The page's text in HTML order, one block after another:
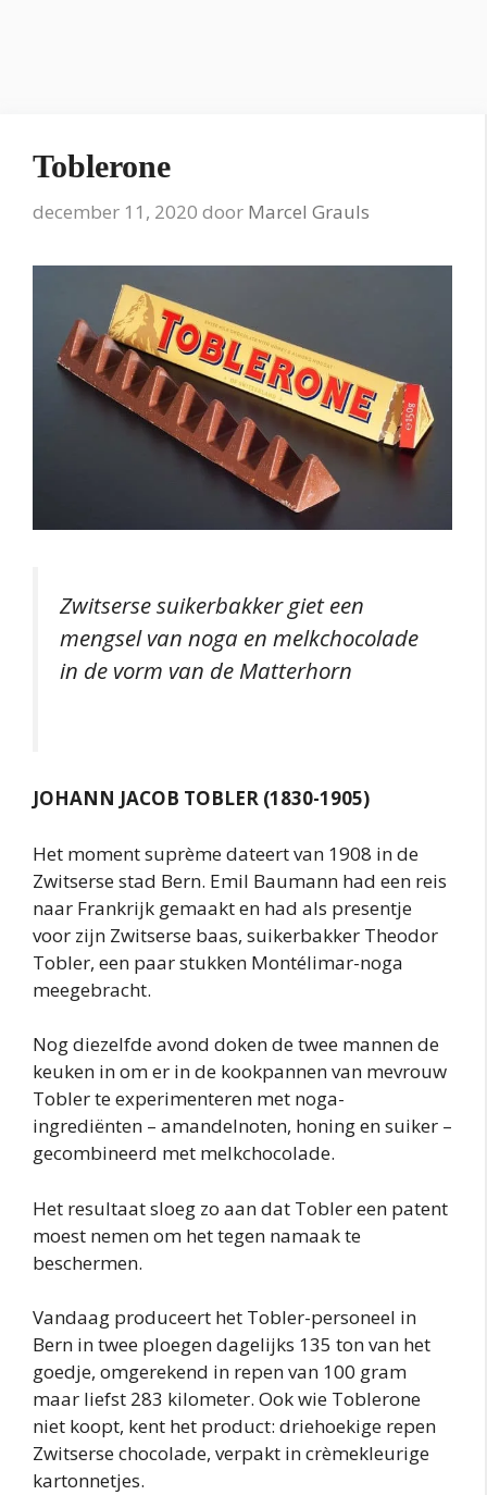
Toblerone
december 11, 2020 door Marcel Grauls
Zwitserse suikerbakker giet een
mengsel van noga en melkchocolade
in de vorm van de Matterhorn
JOHANN JACOB TOBLER (1830-1905)
Het moment suprème dateert van 1908 in de
Zwitserse stad Bern. Emil Baumann had een reis
naar Frankrijk gemaakt en had als presentje
voor zijn Zwitserse baas, suikerbakker Theodor
Tobler, een paar stukken Montélimar-noga
meegebracht.
Nog diezelfde avond doken de twee mannen de
keuken in om er in de kookpannen van mevrouw
Tobler te experimenteren met noga-
ingrediënten – amandelnoten, honing en suiker –
gecombineerd met melkchocolade.
Het resultaat sloeg zo aan dat Tobler een patent
moest nemen om het tegen namaak te
beschermen.
Vandaag produceert het Tobler-personeel in
Bern in twee ploegen dagelijks 135 ton van het
goedje, omgerekend in repen van 100 gram
maar liefst 283 kilometer. Ook wie Toblerone
niet koopt, kent het product: driehoekige repen
Zwitserse chocolade, verpakt in crèmekleurige
kartonnetjes.